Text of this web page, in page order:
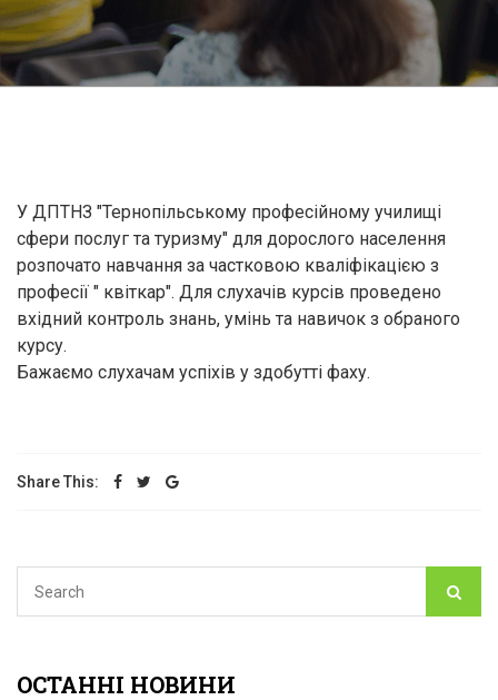
У ДПТНЗ "Тернопільському професійному училищі
сфери послуг та туризму" для дорослого населення
розпочато навчання за частковою кваліфікацією з
професії " квіткар". Для слухачів курсів проведено
вхідний контроль знань, умінь та навичок з обраного
курсу.
Бажаємо слухачам успіхів у здобутті фаху.
Share This:
ОСТАННІ НОВИНИ